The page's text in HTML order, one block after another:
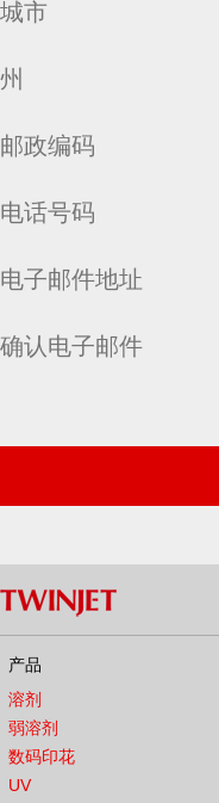
城市
州
邮政编码
电话号码
电子邮件地址
确认电子邮件
产品
溶剂
弱溶剂
数码印花
UV